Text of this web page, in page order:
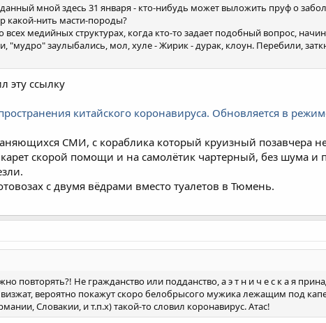
мной здесь 31 января - кто-нибудь может выложить пруф о
какой-нить масти-породы?
всех медийных структурах, когда кто-то задает подобный вопрос,
"мудро" заулыбались, мол, хуле - Жирик - дурак, клоун. Перебили,
эту ссылку
китайского коронавируса. Обновляется в
СМИ, с кораблика который круизный позавчера
скорой помощи и на самолётик чартерный, без шума
с двумя вёдрами вместо туалетов в Тюмень.
повторять?! Не гражданство или подданство, а э т н и ч е с к а я
вероятно покажут скоро белобрысого мужика лежащим под
Словакии, и т.п.х) такой-то словил коронавирус. Атас!